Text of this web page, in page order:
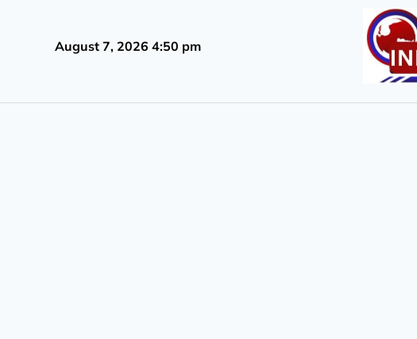
August 7, 2026 4:50 pm